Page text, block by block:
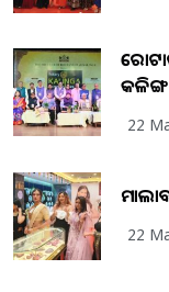
କଳିଙ୍ଗ
22
22